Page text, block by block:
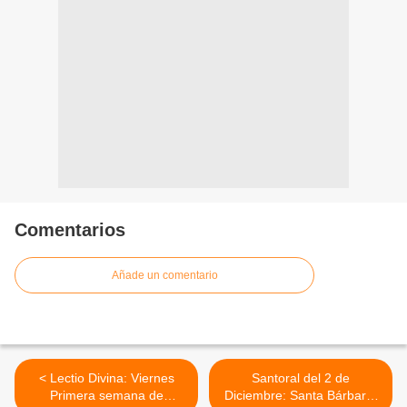
Comentarios
Añade un comentario
< Lectio Divina: Viernes
Primera semana de
Santoral del 2 de
Diciembre: Santa Bárbara,